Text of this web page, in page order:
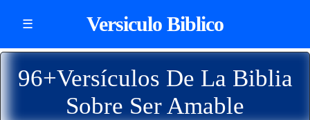
☰ Versiculo Biblico
96+Versículos De La Biblia
Sobre Ser Amable